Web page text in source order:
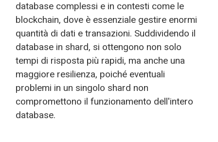
database complessi e in contesti come le
blockchain, dove è essenziale gestire enormi
quantità di dati e transazioni. Suddividendo il
database in shard, si ottengono non solo
tempi di risposta più rapidi, ma anche una
maggiore resilienza, poiché eventuali
problemi in un singolo shard non
compromettono il funzionamento dell'intero
database.